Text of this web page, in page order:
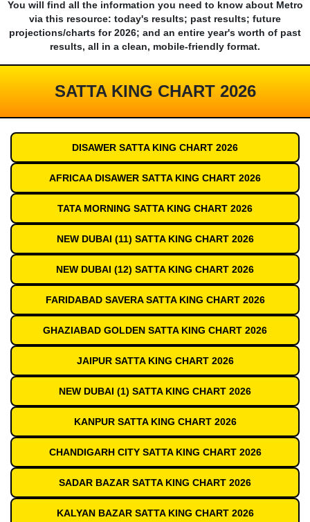
You will find all the information you need to know about Metro
via this resource: today's results; past results; future
projections/charts for 2026; and an entire year's worth of past
results, all in a clean, mobile-friendly format.
SATTA KING CHART 2026
DISAWER SATTA KING CHART 2026
AFRICAA DISAWER SATTA KING CHART 2026
TATA MORNING SATTA KING CHART 2026
NEW DUBAI (11) SATTA KING CHART 2026
NEW DUBAI (12) SATTA KING CHART 2026
FARIDABAD SAVERA SATTA KING CHART 2026
GHAZIABAD GOLDEN SATTA KING CHART 2026
JAIPUR SATTA KING CHART 2026
NEW DUBAI (1) SATTA KING CHART 2026
KANPUR SATTA KING CHART 2026
CHANDIGARH CITY SATTA KING CHART 2026
SADAR BAZAR SATTA KING CHART 2026
KALYAN BAZAR SATTA KING CHART 2026